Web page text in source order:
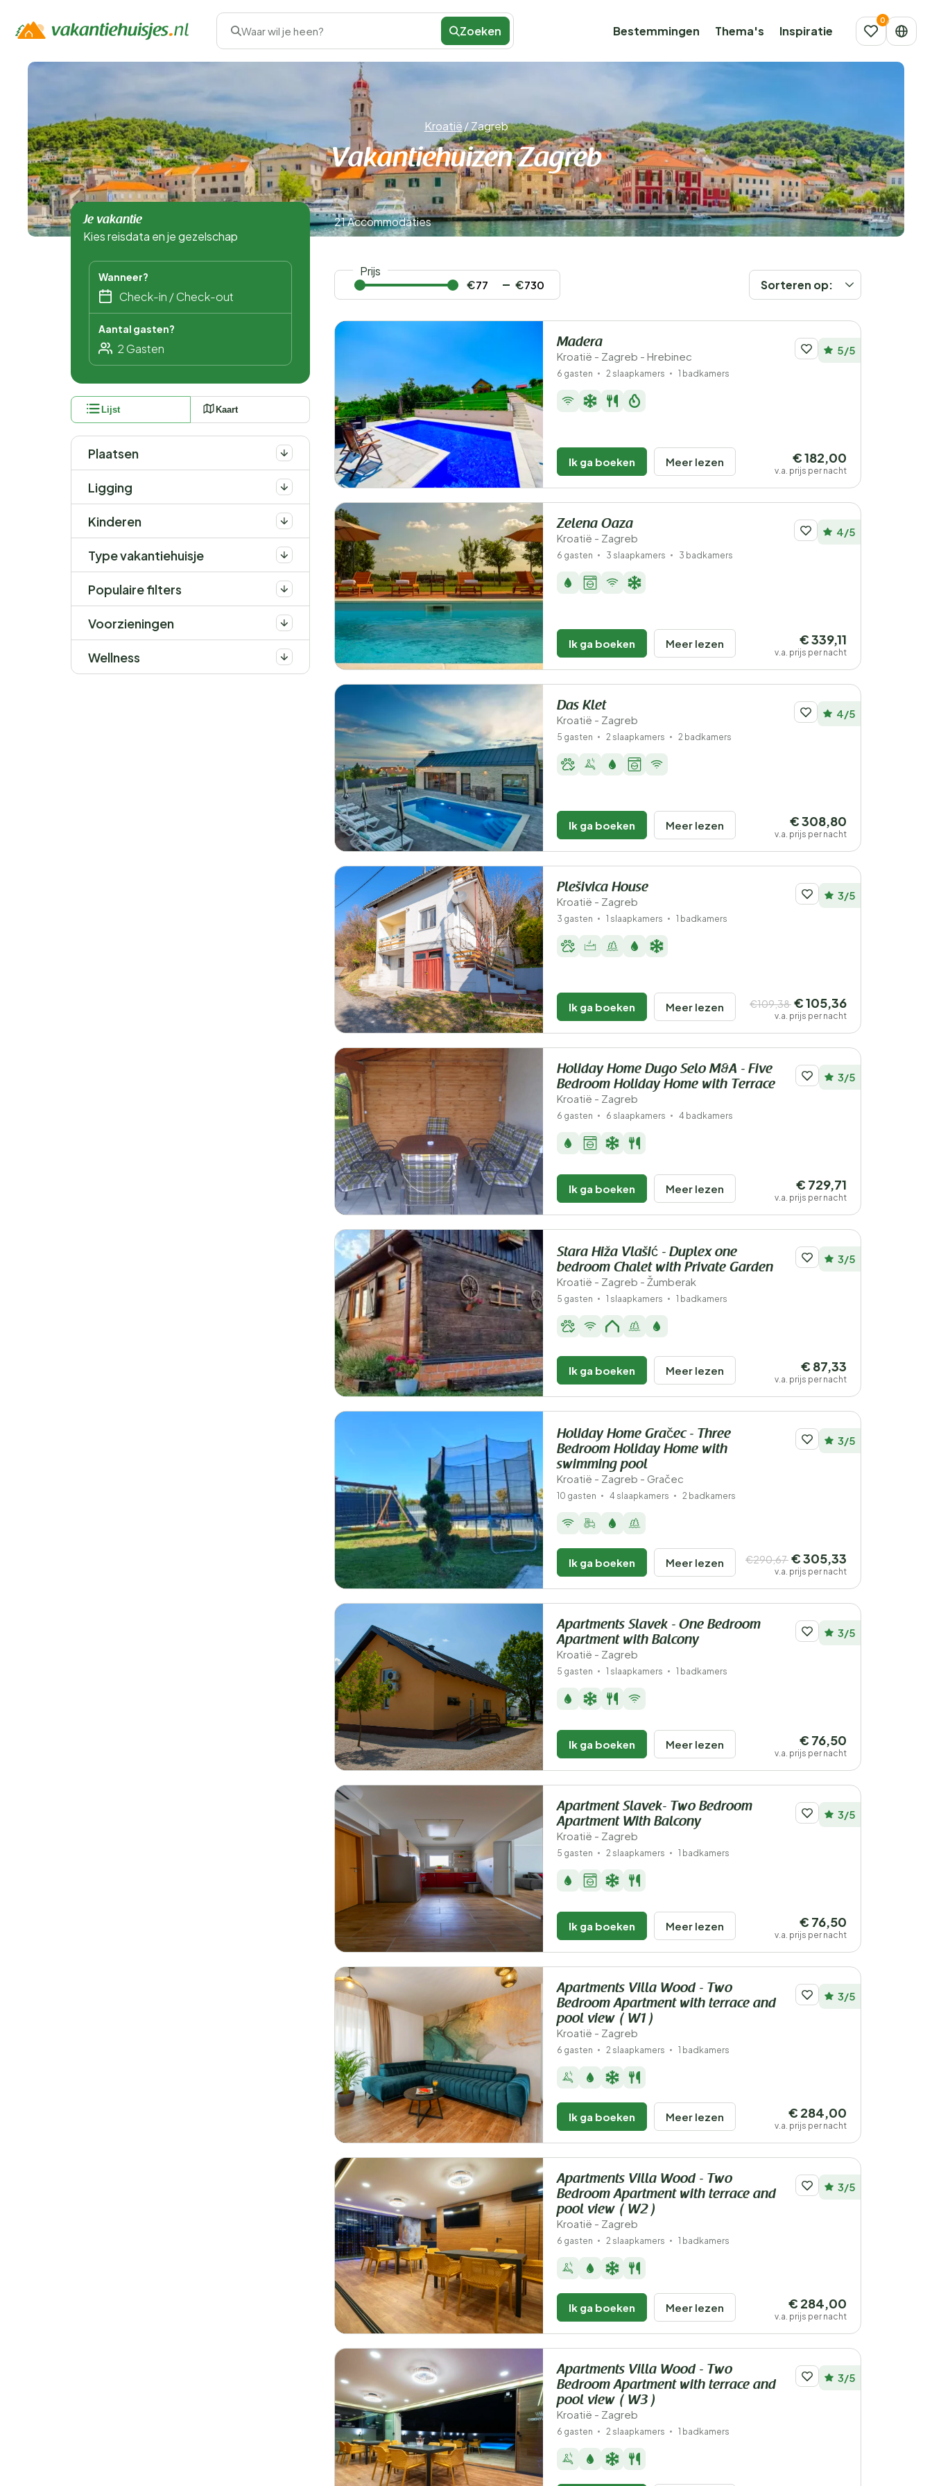
Waar wil je heen? Zoeken Bestemmingen Thema's Inspiratie
Kroatië/Zagreb
Vakantiehuizen Zagreb
Je vakantie
Kies reisdata en je gezelschap
Wanneer?
Aantal gasten?
Lijst Kaart
Plaatsen
Ligging
Kinderen
Type vakantiehuisje
Populaire filters
Voorzieningen
Wellness
21 Accommodaties
Prijs
€
€ Sorteren op:
Madera
Kroatië - Zagreb - Hrebinec 5/5
6 gasten 2 slaapkamers 1 badkamers
Ik ga boeken Meer lezen € 182,00
v.a. prijs per nacht
Zelena Oaza
Kroatië - Zagreb 4/5
6 gasten 3 slaapkamers 3 badkamers
Ik ga boeken Meer lezen € 339,11
v.a. prijs per nacht
Das Klet
Kroatië - Zagreb 4/5
5 gasten 2 slaapkamers 2 badkamers
Ik ga boeken Meer lezen € 308,80
v.a. prijs per nacht
Plešivica House
Kroatië - Zagreb 3/5
3 gasten 1 slaapkamers 1 badkamers
Ik ga boeken Meer lezen €109,38 € 105,36
v.a. prijs per nacht
Holiday Home Dugo Selo M&A - Five
Bedroom Holiday Home with Terrace
Kroatië - Zagreb
3/5
6 gasten 6 slaapkamers 4 badkamers
Ik ga boeken Meer lezen € 729,71
v.a. prijs per nacht
Stara Hiža Vlašić - Duplex one
bedroom Chalet with Private Garden
Kroatië - Zagreb - Žumberak
3/5
5 gasten 1 slaapkamers 1 badkamers
Ik ga boeken Meer lezen € 87,33
v.a. prijs per nacht
Holiday Home Gračec - Three
Bedroom Holiday Home with
swimming pool
Kroatië - Zagreb - Gračec
3/5
10 gasten 4 slaapkamers 2 badkamers
Ik ga boeken Meer lezen €290,67 € 305,33
v.a. prijs per nacht
Apartments Slavek - One Bedroom
Apartment with Balcony
Kroatië - Zagreb
3/5
5 gasten 1 slaapkamers 1 badkamers
Ik ga boeken Meer lezen € 76,50
v.a. prijs per nacht
Apartment Slavek- Two Bedroom
Apartment With Balcony
Kroatië - Zagreb
3/5
5 gasten 2 slaapkamers 1 badkamers
Ik ga boeken Meer lezen € 76,50
v.a. prijs per nacht
Apartments Villa Wood - Two
Bedroom Apartment with terrace and
pool view ( W1 )
Kroatië - Zagreb
3/5
6 gasten 2 slaapkamers 1 badkamers
Ik ga boeken Meer lezen € 284,00
v.a. prijs per nacht
Apartments Villa Wood - Two
Bedroom Apartment with terrace and
pool view ( W2 )
Kroatië - Zagreb
3/5
6 gasten 2 slaapkamers 1 badkamers
Ik ga boeken Meer lezen € 284,00
v.a. prijs per nacht
Apartments Villa Wood - Two
Bedroom Apartment with terrace and
pool view ( W3 )
Kroatië - Zagreb
3/5
6 gasten 2 slaapkamers 1 badkamers